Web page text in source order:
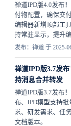
禅道IPD版4.0发布
付物配置，确保交
编辑器新增顶部工
持常驻显示，提升
发布：禅道 于 2025-
禅道IPD版3.7发
持消息合并转发
禅道IPD版3.7发布
布、IPD模型支持
求、研发需求、任
文档版本。